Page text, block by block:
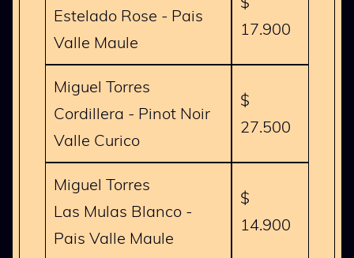
Estelado Rose - Pais
Valle Maule
17.900
Miguel Torres
Cordillera - Pinot Noir
Valle Curico
$
27.500
Miguel Torres
Las Mulas Blanco -
Pais Valle Maule
$
14.900